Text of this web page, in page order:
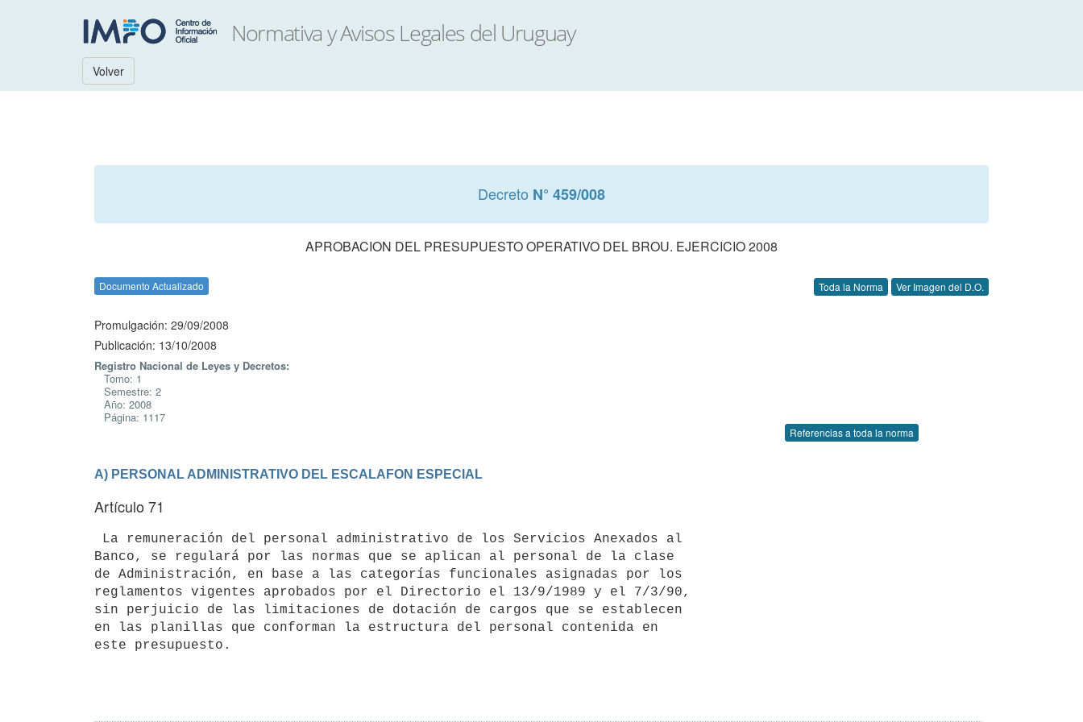
Volver
Decreto N° 459/008
APROBACION DEL PRESUPUESTO OPERATIVO DEL BROU. EJERCICIO 2008
Documento Actualizado Toda la Norma Ver Imagen del D.O.
Promulgación: 29/09/2008
Publicación: 13/10/2008
Registro Nacional de Leyes y Decretos:
Tomo: 1
Semestre: 2
Año: 2008
Página: 1117
Referencias a toda la norma
A) PERSONAL ADMINISTRATIVO DEL ESCALAFON ESPECIAL
Artículo 71
Banco, se regulará por las normas que se aplican al personal de la clase
de Administración, en base a las categorías funcionales asignadas por los
reglamentos vigentes aprobados por el Directorio el 13/9/1989 y el 7/3/90,
sin perjuicio de las limitaciones de dotación de cargos que se establecen
en las planillas que conforman la estructura del personal contenida en
este presupuesto.